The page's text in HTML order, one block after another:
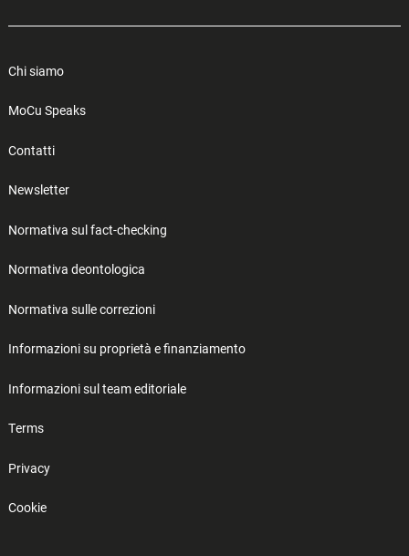
Chi siamo
MoCu Speaks
Contatti
Newsletter
Normativa sul fact-checking
Normativa deontologica
Normativa sulle correzioni
Informazioni su proprietà e finanziamento
Informazioni sul team editoriale
Terms
Privacy
Cookie